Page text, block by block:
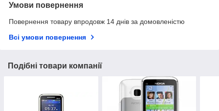
Умови повернення
Повернення товару впродовж 14 днів за домовленістю
Всі умови повернення
Подібні товари компанії